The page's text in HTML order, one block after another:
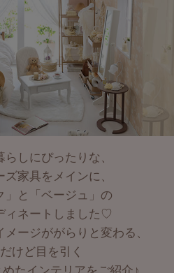
しにぴったりな、
家具をメインに、
」と「ベージュ」の
ィネートしました♡
ージががらりと変わる、
けど目を引く